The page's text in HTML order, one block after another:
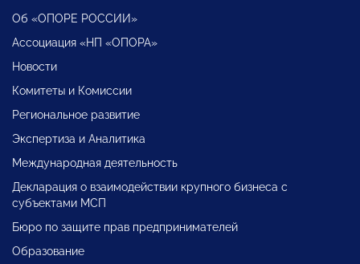
Об «ОПОРЕ РОССИИ»
Ассоциация «НП «ОПОРА»
Новости
Комитеты и Комиссии
Региональное развитие
Экспертиза и Аналитика
Международная деятельность
Декларация о взаимодействии крупного бизнеса с
субъектами МСП
Бюро по защите прав предпринимателей
Образование